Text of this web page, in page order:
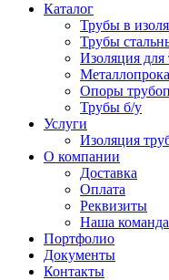
Каталог
Трубы в
Трубы
Изоляция для
Опоры
Трубы б/у
Услуги
Изоляция
О компании
Доставка
Оплата
Реквизиты
Наша команда
Портфолио
Документы
Контакты